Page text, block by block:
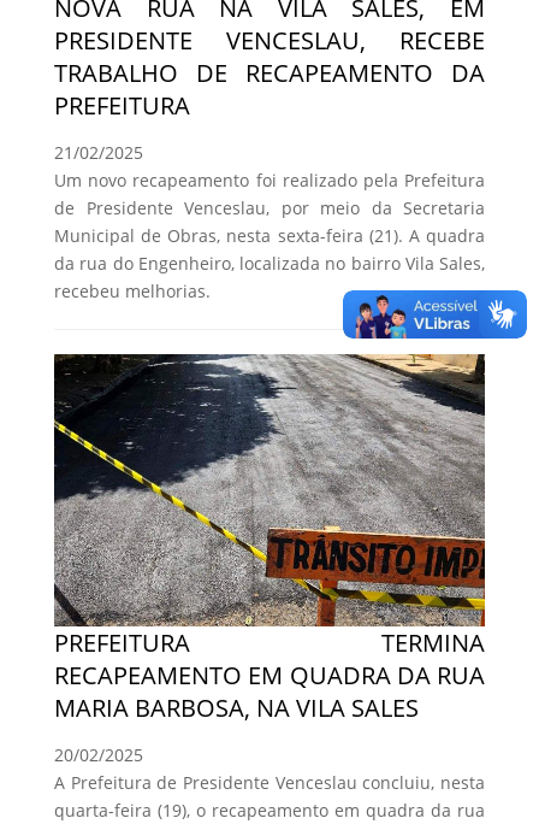
NOVA RUA NA VILA SALES, EM
PRESIDENTE VENCESLAU, RECEBE
TRABALHO DE RECAPEAMENTO DA
PREFEITURA
21/02/2025
Um novo recapeamento foi realizado pela Prefeitura
de Presidente Venceslau, por meio da Secretaria
Municipal de Obras, nesta sexta-feira (21). A quadra
da rua do Engenheiro, localizada no bairro Vila Sales,
recebeu melhorias.
PREFEITURA TERMINA
RECAPEAMENTO EM QUADRA DA RUA
MARIA BARBOSA, NA VILA SALES
20/02/2025
A Prefeitura de Presidente Venceslau concluiu, nesta
quarta-feira (19), o recapeamento em quadra da rua